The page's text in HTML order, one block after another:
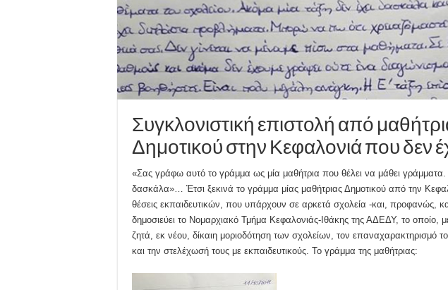
Συγκλονιστική επιστολή από
Δημοτικού στην Κεφαλονιά που δεν
«Σας γράφω αυτό το γράμμα ως μία μαθήτρια που θέλει να μάθει
δασκάλα»… Έτσι ξεκινά το γράμμα μίας μαθήτριας Δημοτικού από την
θέσεις εκπαιδευτικών, που υπάρχουν σε αρκετά σχολεία -και, προφανώς,
δημοσιεύει το Νομαρχιακό Τμήμα Κεφαλονιάς-Ιθάκης της ΑΔΕΔΥ, το οποίο,
ζητά, εκ νέου, δίκαιη μοριοδότηση των σχολείων, τον επαναχαρακτηρισμό
και την στελέχωσή τους με εκπαιδευτικούς. Το γράμμα της μαθήτριας: